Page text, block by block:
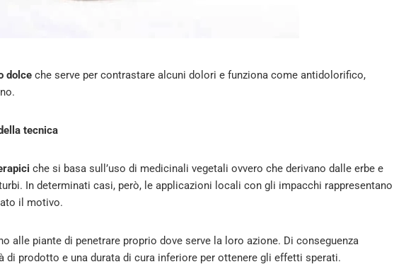
dolce che serve per contrastare alcuni dolori e funziona come antidolorifico,
tecnica
che si basa sull’uso di medicinali vegetali ovvero che derivano dalle erbe e
In determinati casi, però, le applicazioni locali con gli impacchi rappresentano
il motivo.
alle piante di penetrare proprio dove serve la loro azione. Di conseguenza
di prodotto e una durata di cura inferiore per ottenere gli effetti sperati.